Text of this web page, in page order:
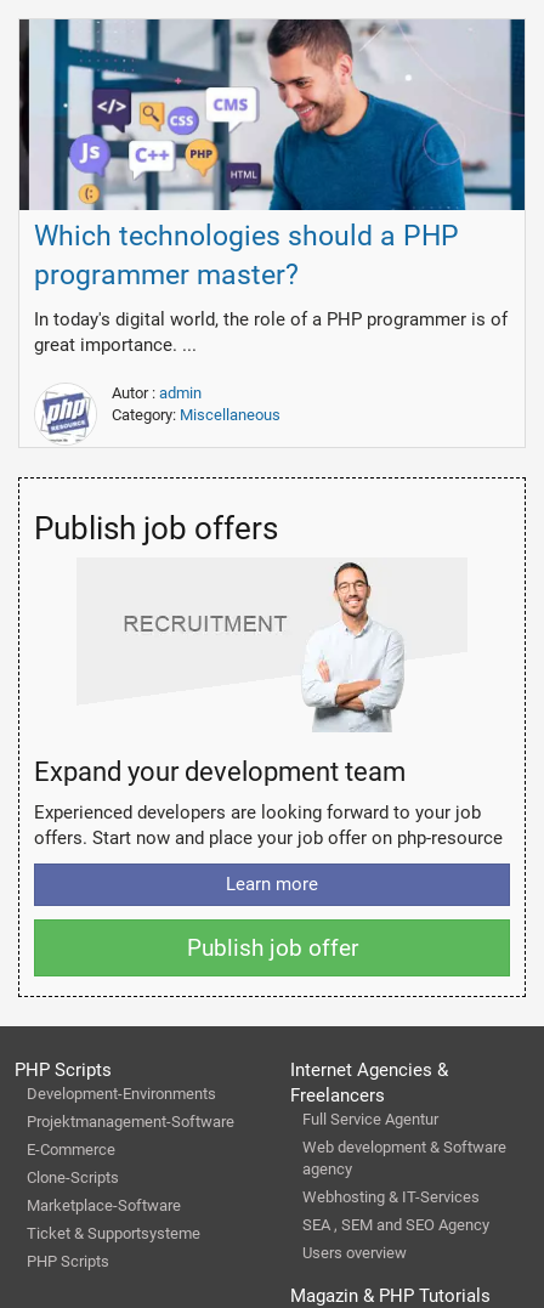
Which technologies should a PHP
programmer master?
In today's digital world, the role of a PHP programmer is of
great importance. ...
Autor : admin
Category: Miscellaneous
Publish job offers
Expand your development team
Experienced developers are looking forward to your job
offers. Start now and place your job offer on php-resource
Learn more
Publish job offer
PHP Scripts
Development-Environments
Projektmanagement-Software
E-Commerce
Clone-Scripts
Marketplace-Software
Ticket & Supportsysteme
PHP Scripts
Internet Agencies &
Freelancers
Full Service Agentur
Web development & Software
agency
Webhosting & IT-Services
SEA , SEM and SEO Agency
Users overview
Magazin & PHP Tutorials